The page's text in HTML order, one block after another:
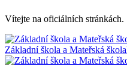
Vítejte na oficiálních stránkách.
Základní škola a Mateřská škola